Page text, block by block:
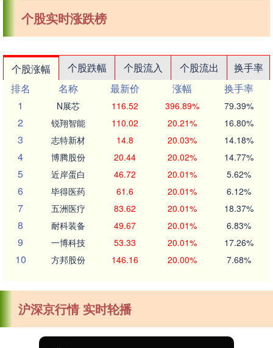
个股实时涨跌榜
个股涨幅 个股跌幅 个股流入 个股流出
换手率
排名
名称 最新价 涨幅
换手率
1
N展芯 116.52 396.89% 79.39%
2 锐翔智能 110.02 20.21% 16.80%
3 志特新材 14.8 20.03% 14.18%
4 博腾股份 20.44 20.02% 14.77%
5 近岸蛋白 46.72 20.01% 5.62%
6 毕得医药 61.6 20.01% 6.12%
7 五洲医疗 83.62 20.01% 18.37%
8 耐科装备 49.67 20.01% 6.83%
9 一博科技 53.33 20.01% 17.26%
10 方邦股份 146.16 20.00% 7.68%
沪深京行情 实时轮播